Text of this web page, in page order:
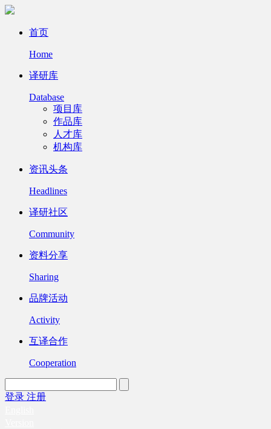
首页
Home
译研库
Database
项目库
作品库
人才库
机构库
资讯头条
Headlines
译研社区
Community
资料分享
Sharing
品牌活动
Activity
互译合作
Cooperation
登录 注册